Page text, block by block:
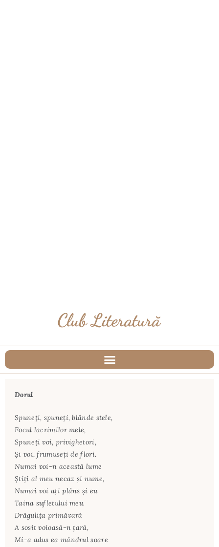
Dorul
Spuneţi, spuneţi, blânde stele,
Focul lacrimilor mele,
Spuneţi voi, privighetori,
Şi voi, frumuseţi de flori.
Numai voi-n această lume
Ştiţi al meu necaz şi nume,
Numai voi aţi plâns şi eu
Taina sufletului meu.
Drăguliţa primăvară
A sosit voioasă-n ţară,
Mi-a adus ea mândrul soare